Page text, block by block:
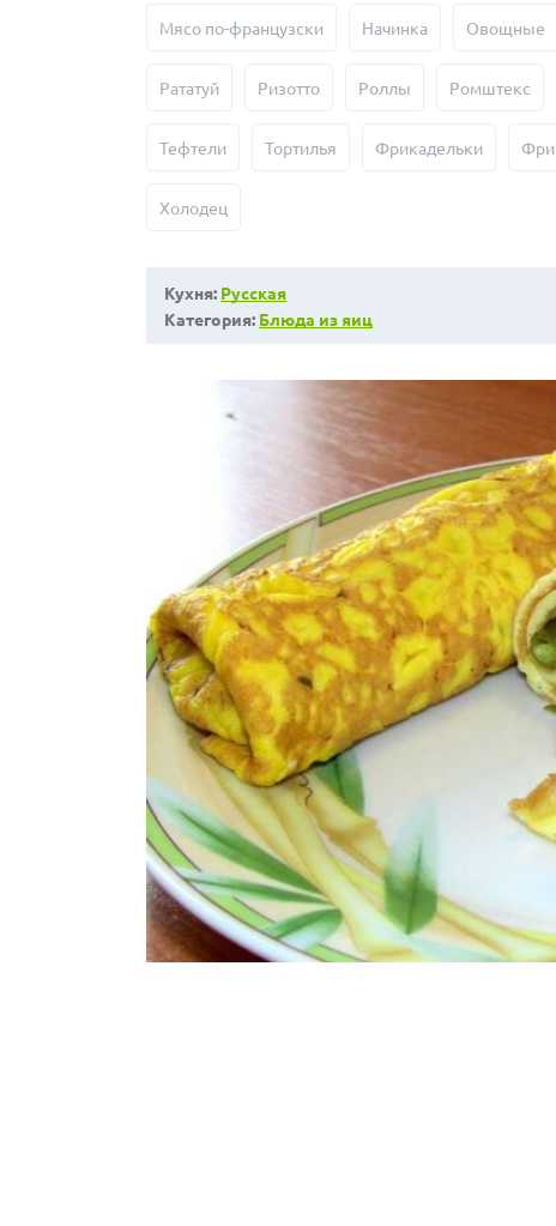
Мясо по-французски Начинка Овощные
Рататуй Ризотто Роллы Ромштекс
Тефтели Тортилья Фрикадельки
Холодец
Кухня: Русская
Категория: Блюда из яиц